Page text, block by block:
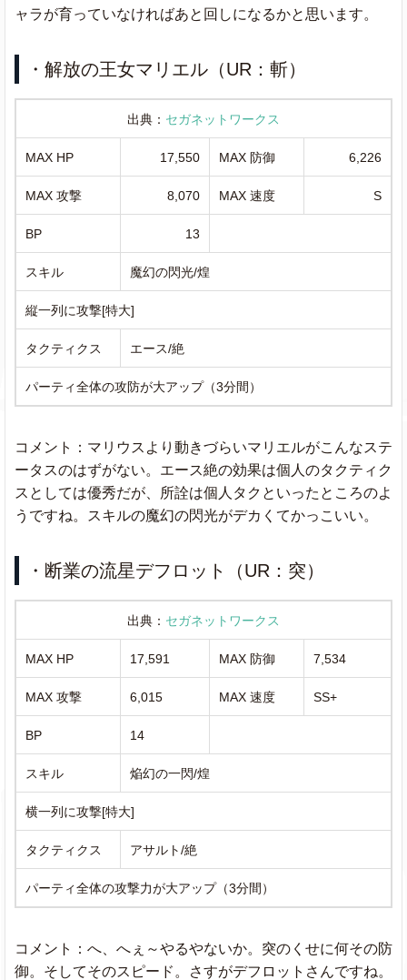
ャラが育っていなければあと回しになるかと思います。
・解放の王女マリエル（UR：斬）
出典： セガネットワークス
MAX HP 17,550 MAX 防御 6,226
MAX 攻撃 8,070 MAX 速度 S
BP 13
スキル 魔幻の閃光/煌
縦一列に攻撃[特大]
タクティクス エース/絶
パーティ全体の攻防が大アップ（3分間）
コメント：マリウスより動きづらいマリエルがこんなステ
ータスのはずがない。エース絶の効果は個人のタクティク
スとしては優秀だが、所詮は個人タクといったところのよ
うですね。スキルの魔幻の閃光がデカくてかっこいい。
・断業の流星デフロット（UR：突）
出典： セガネットワークス
MAX HP 17,591 MAX 防御 7,534
MAX 攻撃 6,015 MAX 速度 SS+
BP 14
スキル 焔幻の一閃/煌
横一列に攻撃[特大]
タクティクス アサルト/絶
パーティ全体の攻撃力が大アップ（3分間）
コメント：へ、へぇ～やるやないか。突のくせに何その防
御。そしてそのスピード。さすがデフロットさんですね。